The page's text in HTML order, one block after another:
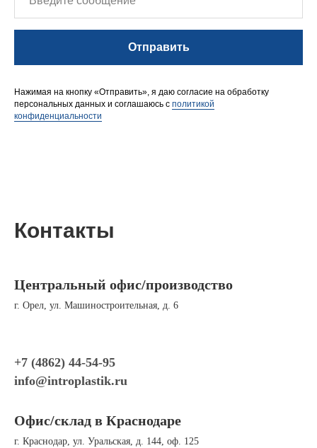
Отправить
Нажимая на кнопку «Отправить», я даю согласие на обработку
персональных данных и соглашаюсь с политикой
конфиденциальности
Контакты
Центральный офис/производство
г. Орел, ул. Машиностроительная, д. 6
+7 (4862) 44-54-95
info@introplastik.ru
Офис/склад в Краснодаре
г. Краснодар, ул. Уральская, д. 144, оф. 125